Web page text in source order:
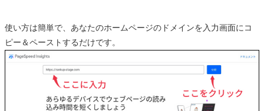
使い方は簡単で、あなたのホームページのドメインを入力画面にコ
ピー＆ペーストするだけです。